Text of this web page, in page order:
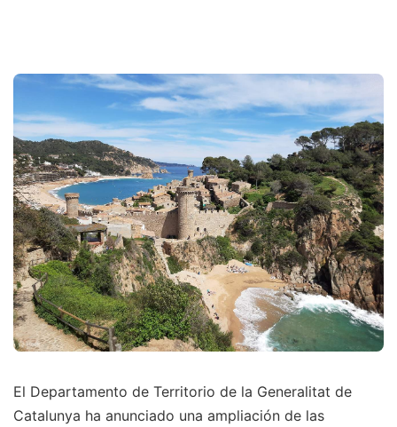
El Departamento de Territorio de la Generalitat de
Catalunya ha anunciado una ampliación de las